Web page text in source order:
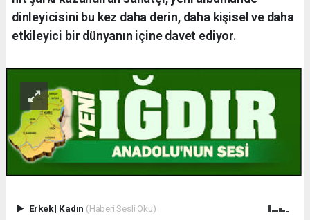
dinleyicisini bu kez daha derin, daha kişisel ve daha
etkileyici bir dünyanın içine davet ediyor.
Erkek| Kadın (Haberi Sesli Oku)